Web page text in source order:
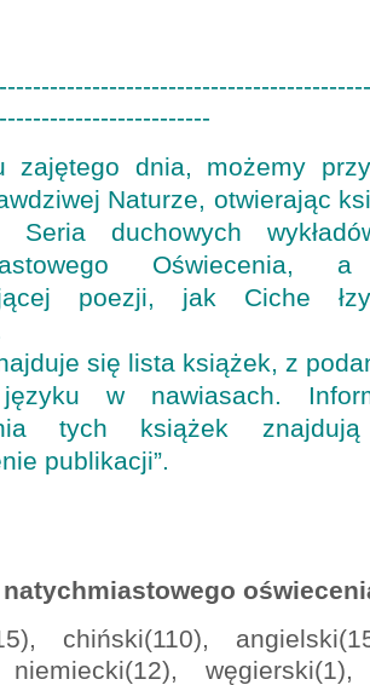
zajętego dnia, możemy
Naturze, otwierając
Seria duchowych
Oświecenia,
poezji, jak Ciche
się lista książek, z
w nawiasach.
tych książek
publikacji”.
chiński(110),
węgierski(1),